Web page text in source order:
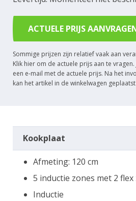
ACTUELE PRIJS
Sommige prijzen zijn relatief vaak aan
Klik hier om de actuele prijs aan te
een e-mail met de actuele prijs. Na het
kan het artikel in de winkelwagen
Kookplaat
Afmeting: 120 cm
5 inductie zones met 2 flex
Inductie